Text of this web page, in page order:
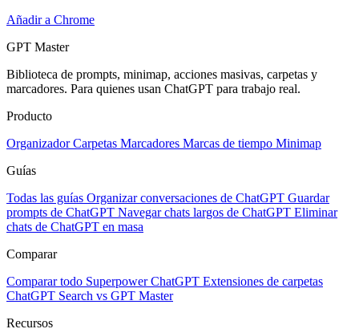
Añadir a Chrome
GPT Master
Biblioteca de prompts, minimap, acciones masivas, carpetas y
marcadores. Para quienes usan ChatGPT para trabajo real.
Producto
OrganizadorCarpetas Marcadores Marcas de tiempo Minimap
Guías
Todas las guías Organizar conversaciones de ChatGPT Guardar
prompts de ChatGPT Navegar chats largos de ChatGPT Eliminar
chats de ChatGPT en masa
Comparar
Comparar todo Superpower ChatGPT Extensiones de carpetas
ChatGPT Search vs GPT Master
Recursos